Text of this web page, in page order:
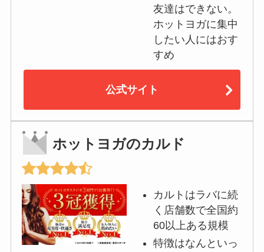
友達はできない。
ホットヨガに集中
したい人にはおす
すめ
公式サイト
ホットヨガのカルド
カルトはラバに続
く店舗数で全国約
60以上ある規模
特徴はなんといっ